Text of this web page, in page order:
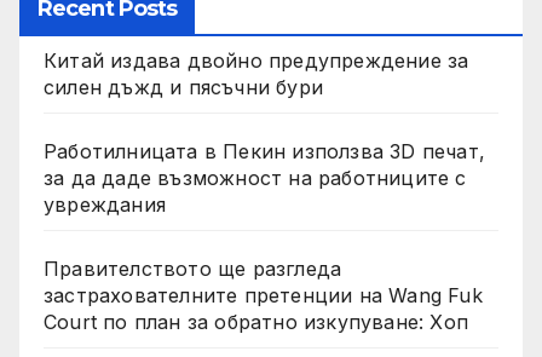
Recent Posts
Китай издава двойно предупреждение за
силен дъжд и пясъчни бури
Работилницата в Пекин използва 3D печат,
за да даде възможност на работниците с
увреждания
Правителството ще разгледа
застрахователните претенции на Wang Fuk
Court по план за обратно изкупуване: Хоп